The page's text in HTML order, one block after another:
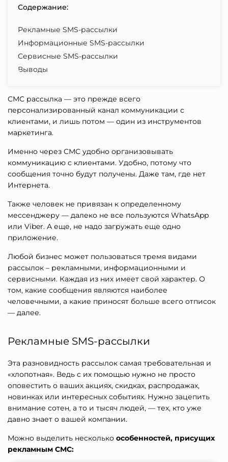
Содержание:
Рекламные SMS-рассылки
Информационные SMS-рассылки
Сервисные SMS-рассылки
Выводы
СМС рассылка — это прежде всего
персонализированный канал коммуникации с
клиентами, и лишь потом — один из инструментов
маркетинга.
Именно через СМС удобно организовывать
коммуникацию с клиентами. Удобно, потому что
сообщения точно будут получены. Даже там, где нет
Интернета.
Также человек не привязан к определенному
мессенджеру — далеко не все пользуются WhatsApp
или Viber. А еще, не надо загружать еще одно
приложение.
Любой бизнес может пользоваться тремя видами
рассылок – рекламными, информационными и
сервисными. Каждая из них имеет свой характер. О
том, какие сообщения являются наиболее
человечными, а какие приносят больше всего отписок
— далее.
Рекламные SMS-рассылки
Эта разновидность рассылок самая требовательная и
«хлопотная». Ведь с их помощью нужно не просто
оповестить о ваших акциях, скидках, распродажах,
новинках или интересных событиях. Нужно зацепить
внимание сотен, а то и тысяч людей, — тех, кто уже
давно знает о вашей компании.
Можно выделить несколько особенностей, присущих
рекламным СМС: